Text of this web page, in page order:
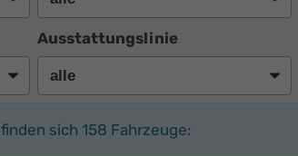
Ausstattungslinie
sich 158 Fahrzeuge: